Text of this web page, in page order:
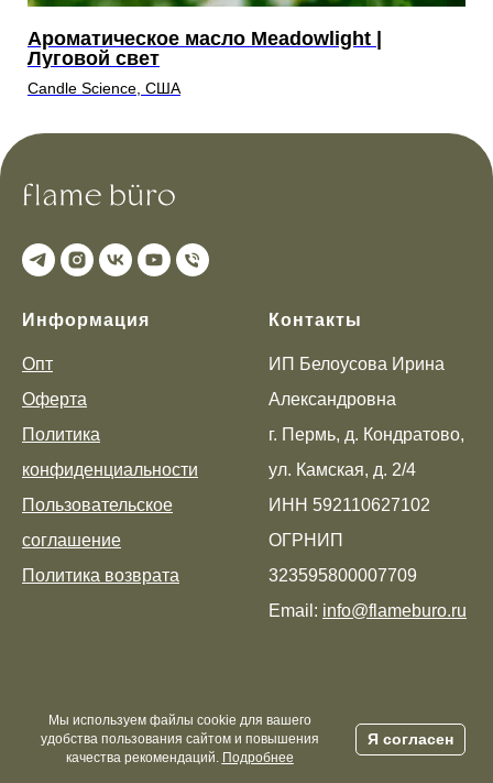
Ароматическое масло Meadowlight |
Луговой свет
Candle Science, США
Информация
Опт
Оферта
Политика
конфиденциальности
Пользовательское
соглашение
Политика возврата
Контакты
ИП Белоусова Ирина
Александровна
г. Пермь, д. Кондратово,
ул. Камская, д. 2/4
ИНН 592110627102
ОГРНИП
323595800007709
Email: info@flameburo.ru
Мы используем файлы cookie для вашего
удобства пользования сайтом и повышения
качества рекомендаций. Подробнее
Я согласен